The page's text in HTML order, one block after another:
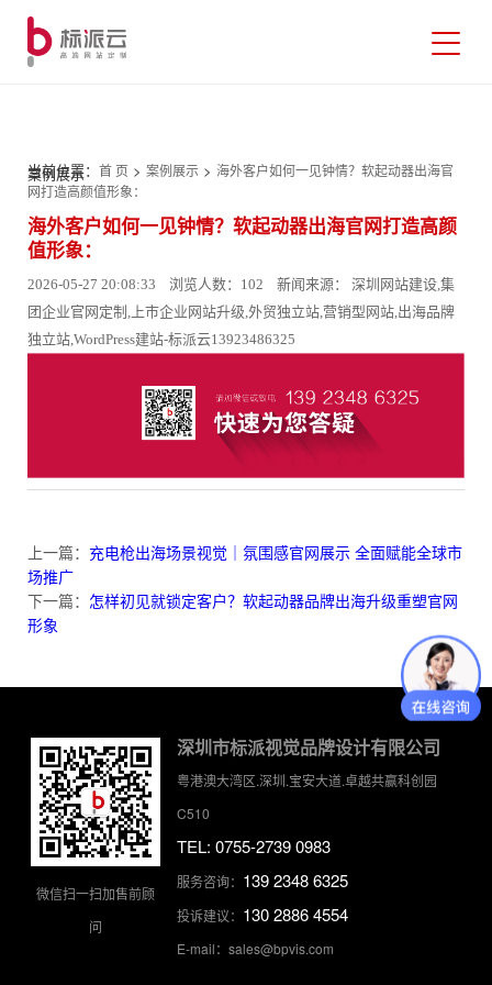
案例展示
当前位置： 首 页 > 案例展示 > 海外客户如何一见钟情？软起动器出海官
网打造高颜值形象：
海外客户如何一见钟情？软起动器出海官网打造高颜
值形象：
2026-05-27 20:08:33 浏览人数：102 新闻来源： 深圳网站建设,集
团企业官网定制,上市企业网站升级,外贸独立站,营销型网站,出海品牌
独立站,WordPress建站-标派云13923486325
上一篇： 充电枪出海场景视觉｜氛围感官网展示 全面赋能全球市
场推广
下一篇： 怎样初见就锁定客户？软起动器品牌出海升级重塑官网
形象
微信扫一扫加售前顾
问
深圳市标派视觉品牌设计有限公司
粤港澳大湾区.深圳.宝安大道.卓越共赢科创园
C510
TEL: 0755-2739 0983
服务咨询： 139 2348 6325
投诉建议： 130 2886 4554
E-mail：sales@bpvis.com